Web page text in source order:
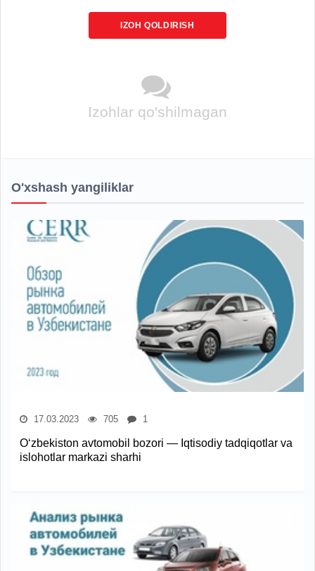
IZOH QOLDIRISH
Izohlar qo'shilmagan
O'xshash yangiliklar
17.03.2023 705 1
O‘zbekiston avtomobil bozori — Iqtisodiy tadqiqotlar va
islohotlar markazi sharhi